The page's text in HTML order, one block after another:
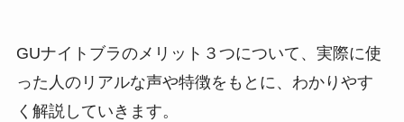
GUナイトブラのメリット３つについて、実際に使
った人のリアルな声や特徴をもとに、わかりやす
く解説していきます。